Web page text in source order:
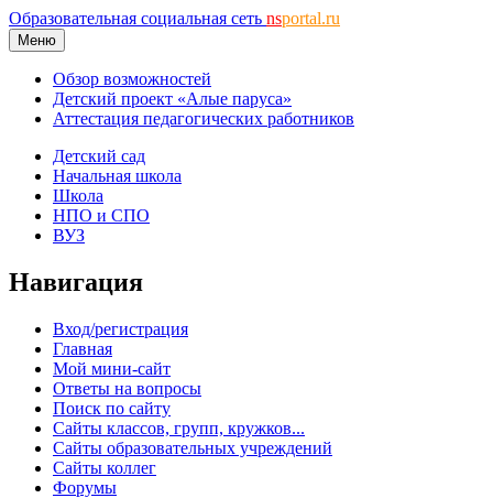
Образовательная социальная сеть nsportal.ru
Меню
Обзор возможностей
Детский проект «Алые паруса»
Аттестация педагогических работников
Детский сад
Начальная школа
Школа
НПО и СПО
ВУЗ
Навигация
Вход/регистрация
Главная
Мой мини-сайт
Ответы на вопросы
Поиск по сайту
Сайты классов, групп, кружков...
Сайты образовательных учреждений
Сайты коллег
Форумы